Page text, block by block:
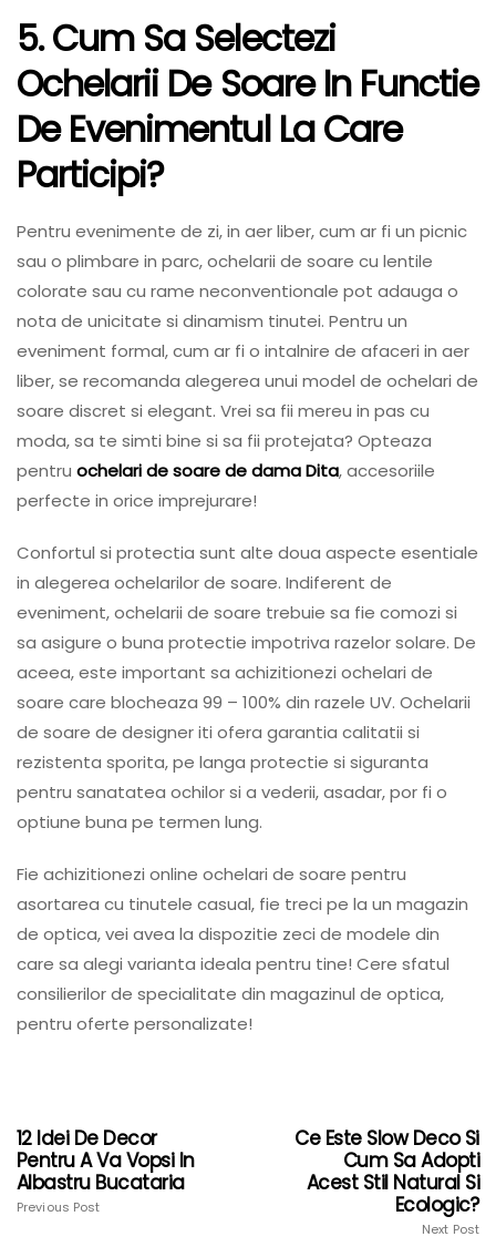
5. Cum Sa Selectezi
Ochelarii De Soare In Functie
De Evenimentul La Care
Participi?
Pentru evenimente de zi, in aer liber, cum ar fi un picnic
sau o plimbare in parc, ochelarii de soare cu lentile
colorate sau cu rame neconventionale pot adauga o
nota de unicitate si dinamism tinutei. Pentru un
eveniment formal, cum ar fi o intalnire de afaceri in aer
liber, se recomanda alegerea unui model de ochelari de
soare discret si elegant. Vrei sa fii mereu in pas cu
moda, sa te simti bine si sa fii protejata? Opteaza
pentru ochelari de soare de dama Dita, accesoriile
perfecte in orice imprejurare!
Confortul si protectia sunt alte doua aspecte esentiale
in alegerea ochelarilor de soare. Indiferent de
eveniment, ochelarii de soare trebuie sa fie comozi si
sa asigure o buna protectie impotriva razelor solare. De
aceea, este important sa achizitionezi ochelari de
soare care blocheaza 99 – 100% din razele UV. Ochelarii
de soare de designer iti ofera garantia calitatii si
rezistenta sporita, pe langa protectie si siguranta
pentru sanatatea ochilor si a vederii, asadar, por fi o
optiune buna pe termen lung.
Fie achizitionezi online ochelari de soare pentru
asortarea cu tinutele casual, fie treci pe la un magazin
de optica, vei avea la dispozitie zeci de modele din
care sa alegi varianta ideala pentru tine! Cere sfatul
consilierilor de specialitate din magazinul de optica,
pentru oferte personalizate!
12 Idei De Decor
Pentru A Va Vopsi In
Albastru Bucataria
Previous Post
Ce Este Slow Deco Si
Cum Sa Adopti
Acest Stil Natural Si
Ecologic?
Next Post